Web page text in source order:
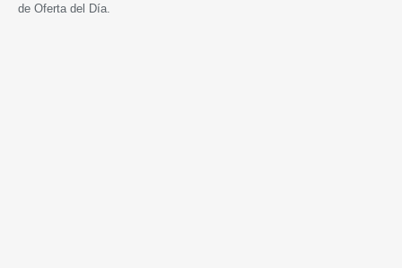
de Oferta del Día.